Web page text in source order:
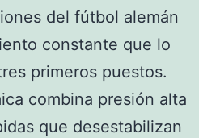
del fútbol alemán
constante que lo
primeros puestos.
combina presión alta
que desestabilizan